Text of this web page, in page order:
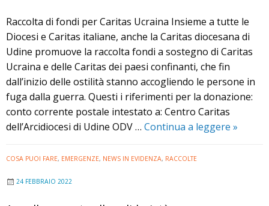
coperte
Raccolta di fondi per Caritas Ucraina Insieme a tutte le
Diocesi e Caritas italiane, anche la Caritas diocesana di
Udine promuove la raccolta fondi a sostegno di Caritas
Ucraina e delle Caritas dei paesi confinanti, che fin
dall’inizio delle ostilità stanno accogliendo le persone in
fuga dalla guerra. Questi i riferimenti per la donazione:
conto corrente postale intestato a: Centro Caritas
dell’Arcidiocesi di Udine ODV … Continua a leggere La
»
COSA PUOI FARE, EMERGENZE, NEWS IN EVIDENZA, RACCOLTE
24 FEBBRAIO 2022